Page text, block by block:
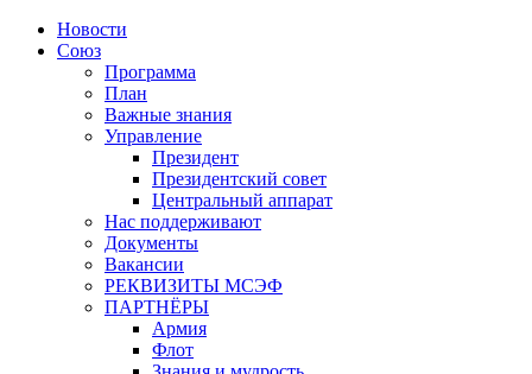
Новости
Союз
Программа
План
Важные знания
Управление
Президент
Президентский совет
Центральный аппарат
Нас поддерживают
Документы
Вакансии
РЕКВИЗИТЫ МСЭФ
ПАРТНЁРЫ
Армия
Флот